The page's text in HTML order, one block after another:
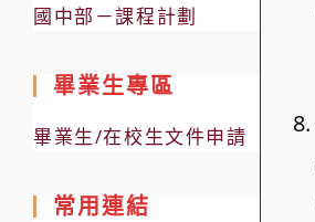
國中部－課程計劃
畢業生專區
畢業生/在校生文件申請
常用連結